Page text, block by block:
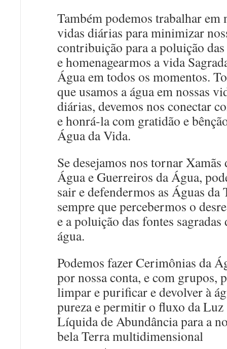
Também podemos trabalhar em
vidas diárias para minimizar
contribuição para a poluição das
e homenagearmos a vida
Água em todos os momentos.
que usamos a água em nossas
diárias, devemos nos conectar
e honrá-la com gratidão e
Água da Vida.
Se desejamos nos tornar Xamãs
Água e Guerreiros da Água,
sair e defendermos as Águas da
sempre que percebermos o
e a poluição das fontes sagradas
água.
Podemos fazer Cerimônias da
por nossa conta, e com grupos,
limpar e purificar e devolver à
pureza e permitir o fluxo da Luz
Líquida de Abundância para a
bela Terra multidimensional